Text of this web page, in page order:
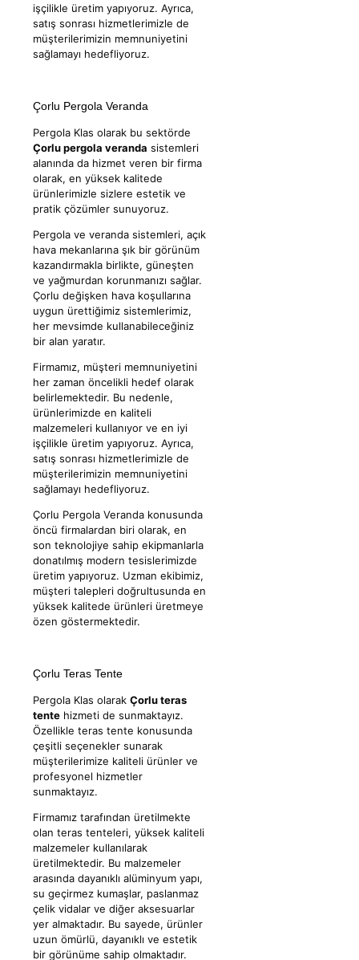
işçilikle üretim yapıyoruz. Ayrıca,
satış sonrası hizmetlerimizle de
müşterilerimizin memnuniyetini
sağlamayı hedefliyoruz.
Çorlu Pergola Veranda
Pergola Klas olarak bu sektörde
Çorlu pergola veranda sistemleri
alanında da hizmet veren bir firma
olarak, en yüksek kalitede
ürünlerimizle sizlere estetik ve
pratik çözümler sunuyoruz.
Pergola ve veranda sistemleri, açık
hava mekanlarına şık bir görünüm
kazandırmakla birlikte, güneşten
ve yağmurdan korunmanızı sağlar.
Çorlu değişken hava koşullarına
uygun ürettiğimiz sistemlerimiz,
her mevsimde kullanabileceğiniz
bir alan yaratır.
Firmamız, müşteri memnuniyetini
her zaman öncelikli hedef olarak
belirlemektedir. Bu nedenle,
ürünlerimizde en kaliteli
malzemeleri kullanıyor ve en iyi
işçilikle üretim yapıyoruz. Ayrıca,
satış sonrası hizmetlerimizle de
müşterilerimizin memnuniyetini
sağlamayı hedefliyoruz.
Çorlu Pergola Veranda konusunda
öncü firmalardan biri olarak, en
son teknolojiye sahip ekipmanlarla
donatılmış modern tesislerimizde
üretim yapıyoruz. Uzman ekibimiz,
müşteri talepleri doğrultusunda en
yüksek kalitede ürünleri üretmeye
özen göstermektedir.
Çorlu Teras Tente
Pergola Klas olarak Çorlu teras
tente hizmeti de sunmaktayız.
Özellikle teras tente konusunda
çeşitli seçenekler sunarak
müşterilerimize kaliteli ürünler ve
profesyonel hizmetler
sunmaktayız.
Firmamız tarafından üretilmekte
olan teras tenteleri, yüksek kaliteli
malzemeler kullanılarak
üretilmektedir. Bu malzemeler
arasında dayanıklı alüminyum yapı,
su geçirmez kumaşlar, paslanmaz
çelik vidalar ve diğer aksesuarlar
yer almaktadır. Bu sayede, ürünler
uzun ömürlü, dayanıklı ve estetik
bir görünüme sahip olmaktadır.